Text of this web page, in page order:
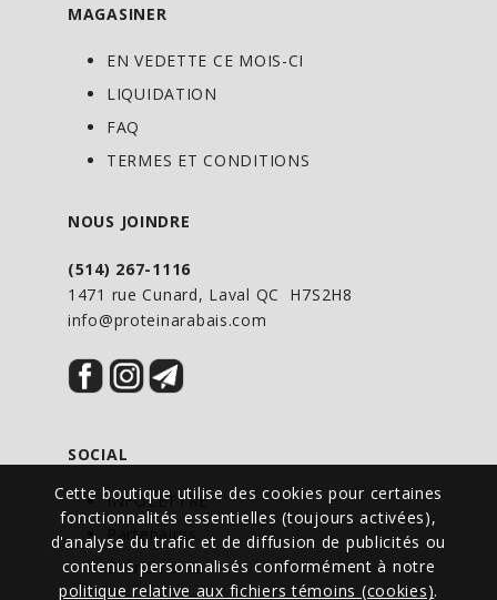
Cette boutique utilise des cookies pour certaines
fonctionnalités essentielles (toujours activées),
d'analyse du trafic et de diffusion de publicités ou
contenus personnalisés conformément à notre
politique relative aux fichiers témoins (cookies).
Vitamine D 0mcg / 0% VQ
Calcium 225mg / 15% DV
Fer 0mg / 0% DV
1. Ajouter 8 onces d'eau froide dans un
verre (10 onces ou plus).
2. Ajouter le contenu d'un sachet.
Remuer vigoureusement à l'aide d'une
lisse et crémeux. Savourez !
MAGASINER
EN VEDETTE CE MOIS-CI
LIQUIDATION
FAQ
TERMES ET CONDITIONS
NOUS JOINDRE
(514) 267-1116
1471 rue Cunard, Laval QC H7S2H8
info@proteinarabais.com
SOCIAL
INFOLETTRE
Partenaires
Événements